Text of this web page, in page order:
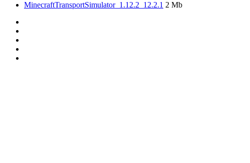
MinecraftTransportSimulator_1.12.2_12.2.1 2 Mb